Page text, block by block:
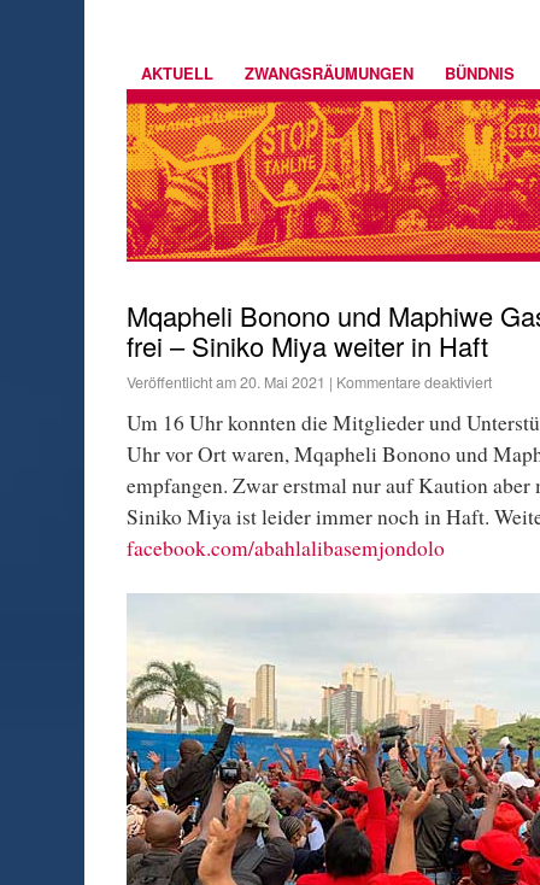
AKTUELL ZWANGSRÄUMUNGEN BÜNDNIS
Mqapheli Bonono und Maphiwe
frei – Siniko Miya weiter in Haft
Veröffentlicht am20. Mai 2021 | Kommentare deaktiviert
Um 16 Uhr konnten die Mitglieder und
Uhr vor Ort waren, Mqapheli Bonono und
empfangen. Zwar erstmal nur auf Kaution aber
Siniko Miya ist leider immer noch in Haft.
facebook.com/abahlalibasemjondolo